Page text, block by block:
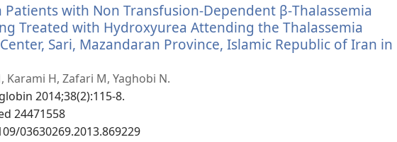
視
窗）
Patients with Non Transfusion-Dependent β-Thalassemia
Treated with Hydroxyurea Attending the Thalassemia
Sari, Mazandaran Province, Islamic Republic of Iran in
Karami H, Zafari M, Yaghobi N.
2014;38(2):115-8.
24471558
03630269.2013.869229